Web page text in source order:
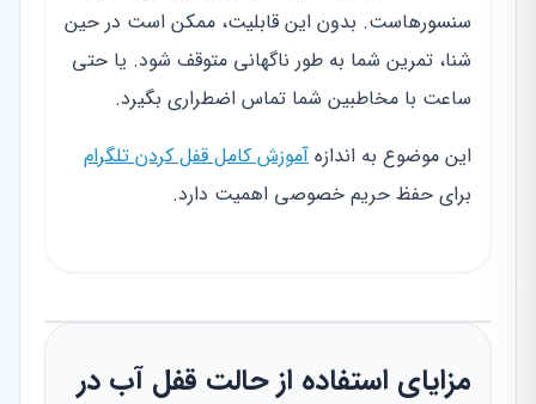
سنسورهاست. بدون این قابلیت، ممکن است در حین
شنا، تمرین شما به طور ناگهانی متوقف شود. یا حتی
ساعت با مخاطبین شما تماس اضطراری بگیرد.
این موضوع به اندازه آموزش کامل قفل کردن تلگرام
برای حفظ حریم خصوصی اهمیت دارد.
مزایای استفاده از حالت قفل آب در